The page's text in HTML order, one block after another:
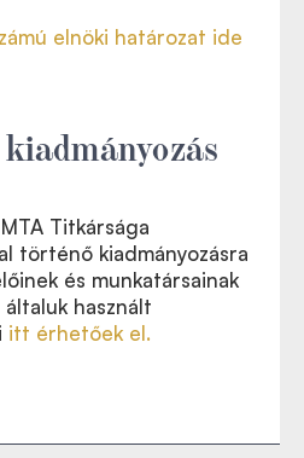
elnöki határozat ide
Titkársága
történő kiadmányozásra
és munkatársainak
használt
itt érhetőek el.